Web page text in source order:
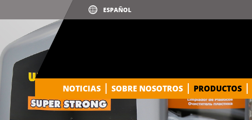
NOTICIAS SOBRE NOSOTROS PRODUCTOS